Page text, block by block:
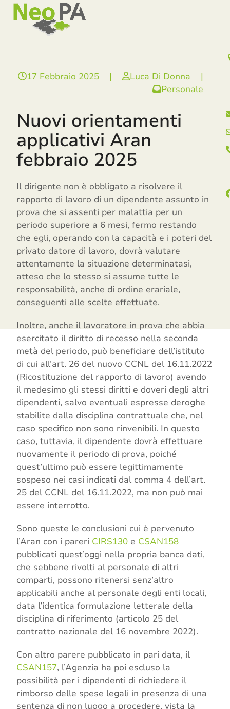
SkipOpen
mobile
menu
Close
mobile
menu
17 Febbraio 2025 | Luca Di Donna
|
Personale
Nuovi orientamenti
applicativi Aran
febbraio 2025
Il dirigente non è obbligato a risolvere il
rapporto di lavoro di un dipendente assunto in
prova che si assenti per malattia per un
periodo superiore a 6 mesi, fermo restando
che egli, operando con la capacità e i poteri del
privato datore di lavoro, dovrà valutare
attentamente la situazione determinatasi,
atteso che lo stesso si assume tutte le
responsabilità, anche di ordine erariale,
conseguenti alle scelte effettuate.
Inoltre, anche il lavoratore in prova che abbia
esercitato il diritto di recesso nella seconda
metà del periodo, può beneficiare dell’istituto
di cui all’art. 26 del nuovo CCNL del 16.11.2022
(Ricostituzione del rapporto di lavoro) avendo
il medesimo gli stessi diritti e doveri degli altri
dipendenti, salvo eventuali espresse deroghe
stabilite dalla disciplina contrattuale che, nel
caso specifico non sono rinvenibili. In questo
caso, tuttavia, il dipendente dovrà effettuare
nuovamente il periodo di prova, poiché
quest’ultimo può essere legittimamente
sospeso nei casi indicati dal comma 4 dell’art.
25 del CCNL del 16.11.2022, ma non può mai
essere interrotto.
Sono queste le conclusioni cui è pervenuto
l’Aran con i pareri CIRS130 e CSAN158
pubblicati quest’oggi nella propria banca dati,
che sebbene rivolti al personale di altri
comparti, possono ritenersi senz’altro
applicabili anche al personale degli enti locali,
data l’identica formulazione letterale della
disciplina di riferimento (articolo 25 del
contratto nazionale del 16 novembre 2022).
Con altro parere pubblicato in pari data, il
CSAN157, l’Agenzia ha poi escluso la
possibilità per i dipendenti di richiedere il
rimborso delle spese legali in presenza di una
sentenza di non luogo a procedere, vista la